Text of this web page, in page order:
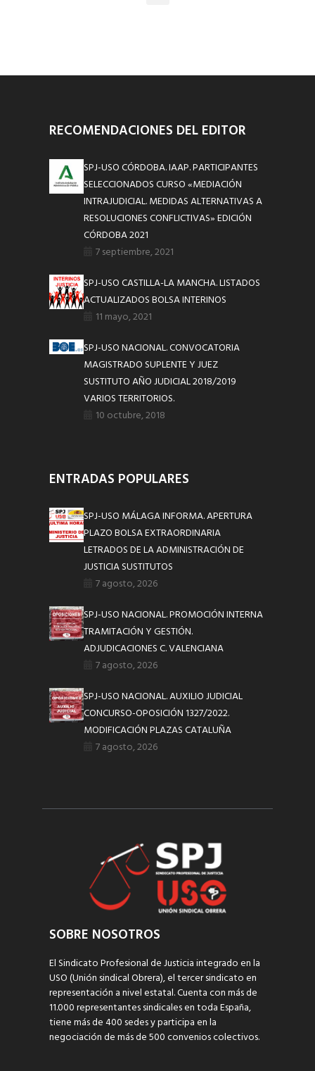
RECOMENDACIONES DEL EDITOR
SPJ-USO CÓRDOBA. IAAP. PARTICIPANTES
SELECCIONADOS CURSO «MEDIACIÓN
INTRAJUDICIAL. MEDIDAS ALTERNATIVAS A
RESOLUCIONES CONFLICTIVAS» EDICIÓN
CÓRDOBA 2021
7 septiembre, 2021
SPJ-USO CASTILLA-LA MANCHA. LISTADOS
ACTUALIZADOS BOLSA INTERINOS
11 mayo, 2021
SPJ-USO NACIONAL. CONVOCATORIA
MAGISTRADO SUPLENTE Y JUEZ
SUSTITUTO AÑO JUDICIAL 2018/2019
VARIOS TERRITORIOS.
10 octubre, 2018
ENTRADAS POPULARES
SPJ-USO MÁLAGA INFORMA. APERTURA
PLAZO BOLSA EXTRAORDINARIA
LETRADOS DE LA ADMINISTRACIÓN DE
JUSTICIA SUSTITUTOS
7 agosto, 2026
SPJ-USO NACIONAL. PROMOCIÓN INTERNA
TRAMITACIÓN Y GESTIÓN.
ADJUDICACIONES C. VALENCIANA
7 agosto, 2026
SPJ-USO NACIONAL. AUXILIO JUDICIAL
CONCURSO-OPOSICIÓN 1327/2022.
MODIFICACIÓN PLAZAS CATALUÑA
7 agosto, 2026
SOBRE NOSOTROS
El Sindicato Profesional de Justicia integrado en la
USO (Unión sindical Obrera), el tercer sindicato en
representación a nivel estatal. Cuenta con más de
11.000 representantes sindicales en toda España,
tiene más de 400 sedes y participa en la
negociación de más de 500 convenios colectivos.